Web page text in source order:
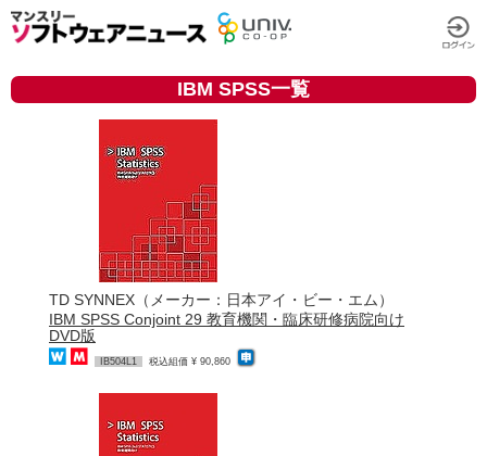
IBM SPSS一覧
TD SYNNEX（メーカー：日本アイ・ビー・エム）
IBM SPSS Conjoint 29 教育機関・臨床研修病院向け
DVD版
IB504L1 税込組価 ¥ 90,860